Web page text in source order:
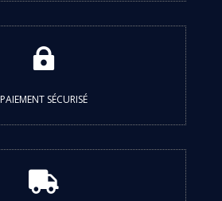

PAIEMENT SÉCURISÉ
